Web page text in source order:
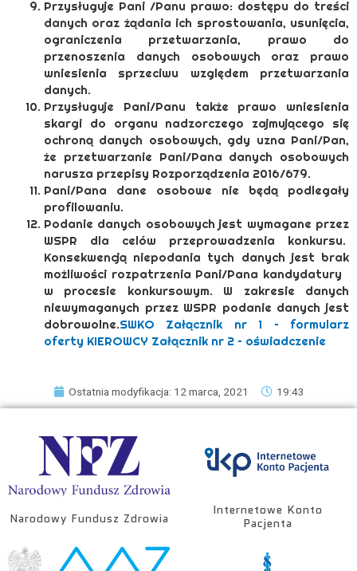
Przysługuje Pani /Panu prawo: dostępu do treści
danych oraz żądania ich sprostowania, usunięcia,
ograniczenia przetwarzania, prawo do
przenoszenia danych osobowych oraz prawo
wniesienia sprzeciwu względem przetwarzania
danych.
Przysługuje Pani/Panu także prawo wniesienia
skargi do organu nadzorczego zajmującego się
ochroną danych osobowych, gdy uzna Pani/Pan,
że przetwarzanie Pani/Pana danych osobowych
narusza przepisy Rozporządzenia 2016/679.
Pani/Pana dane osobowe nie będą podlegały
profilowaniu.
Podanie danych osobowych jest wymagane przez
WSPR dla celów przeprowadzenia konkursu.
Konsekwencją niepodania tych danych jest brak
możliwości rozpatrzenia Pani/Pana kandydatury
w procesie konkursowym. W zakresie danych
niewymaganych przez WSPR podanie danych jest
dobrowolne.SWKO
Załącznik nr 1 – formularz
oferty KIEROWCY Załącznik nr 2 – oświadczenie
Ostatnia modyfikacja: 12 marca, 2021 19:43
Narodowy Fundusz Zdrowia
Internetowe Konto
Pacjenta